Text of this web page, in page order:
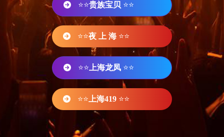
⭐⭐贵族宝贝 ⭐⭐
⭐⭐夜 上 海 ⭐⭐
⭐⭐ 上海龙凤 ⭐⭐
⭐⭐ 上海419 ⭐⭐